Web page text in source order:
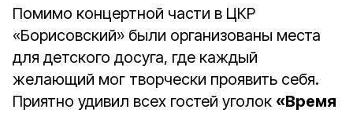
Помимо концертной части в ЦКР
«Борисовский» были организованы места
для детского досуга, где каждый
желающий мог творчески проявить себя.
Приятно удивил всех гостей уголок «Время